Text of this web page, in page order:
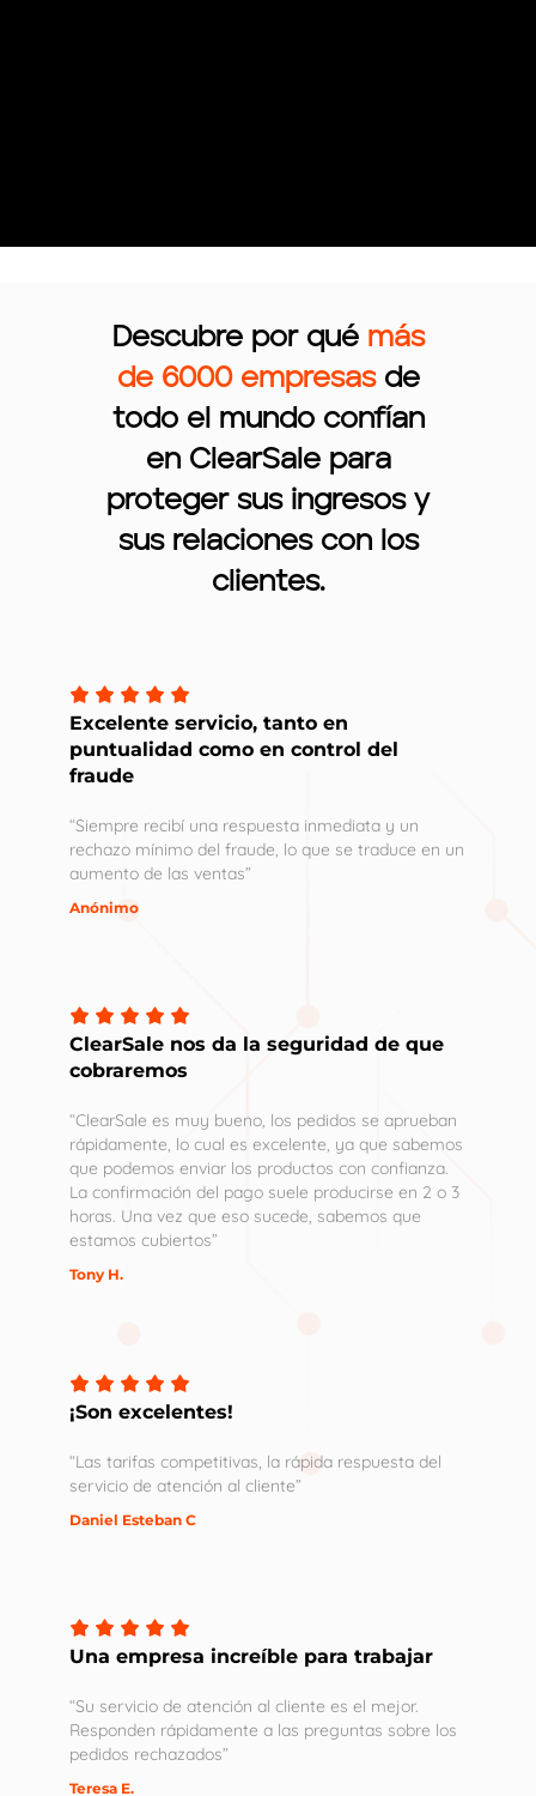
Descubre por qué más
de 6000 empresasde
todo el mundo confían
en ClearSale para
proteger sus ingresos y
sus relaciones con los
clientes.
Excelente servicio, tanto en
puntualidad como en control del
fraude
“Siempre recibí una respuesta inmediata y un
rechazo mínimo del fraude, lo que se traduce en un
aumento de las ventas”
Anónimo
ClearSale nos da la seguridad de que
cobraremos
“ClearSale es muy bueno, los pedidos se aprueban
rápidamente, lo cual es excelente, ya que sabemos
que podemos enviar los productos con confianza.
La confirmación del pago suele producirse en 2 o 3
horas. Una vez que eso sucede, sabemos que
estamos cubiertos”
Tony H.
¡Son excelentes!
“Las tarifas competitivas, la rápida respuesta del
servicio de atención al cliente”
Daniel Esteban C
Una empresa increíble para trabajar
“Su servicio de atención al cliente es el mejor.
Responden rápidamente a las preguntas sobre los
pedidos rechazados”
Teresa E.